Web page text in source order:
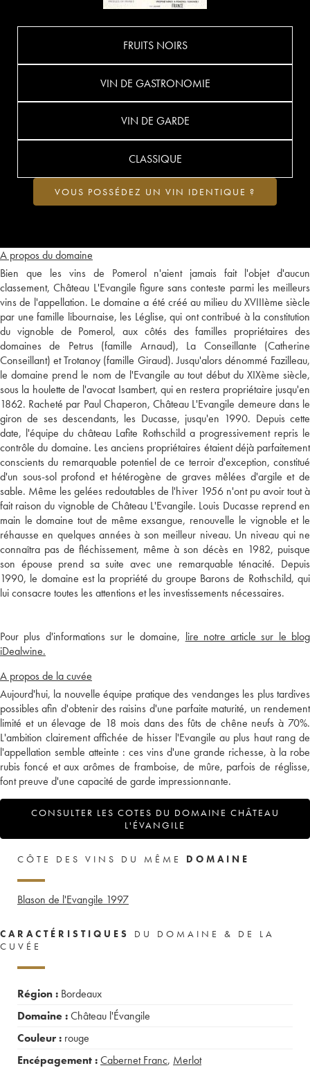
A propos du domaine
Bien que les vins de Pomerol n'aient jamais fait l'objet d'aucun
classement, Château L'Evangile figure sans conteste parmi les meilleurs
vins de l'appellation. Le domaine a été créé au milieu du XVIIIème siècle
par une famille libournaise, les Léglise, qui ont contribué à la constitution
du vignoble de Pomerol, aux côtés des familles propriétaires des
domaines de Petrus (famille Arnaud), La Conseillante (Catherine
Conseillant) et Trotanoy (famille Giraud). Jusqu'alors dénommé Fazilleau,
le domaine prend le nom de l'Evangile au tout début du XIXème siècle,
sous la houlette de l'avocat Isambert, qui en restera propriétaire jusqu'en
1862. Racheté par Paul Chaperon, Château L'Evangile demeure dans le
giron de ses descendants, les Ducasse, jusqu'en 1990. Depuis cette
date, l'équipe du château Lafite Rothschild a progressivement repris le
contrôle du domaine. Les anciens propriétaires étaient déjà parfaitement
conscients du remarquable potentiel de ce terroir d'exception, constitué
d'un sous-sol profond et hétérogène de graves mêlées d'argile et de
sable. Même les gelées redoutables de l'hiver 1956 n'ont pu avoir tout à
fait raison du vignoble de Château L'Evangile. Louis Ducasse reprend en
main le domaine tout de même exsangue, renouvelle le vignoble et le
réhausse en quelques années à son meilleur niveau. Un niveau qui ne
connaîtra pas de fléchissement, même à son décès en 1982, puisque
son épouse prend sa suite avec une remarquable ténacité. Depuis
1990, le domaine est la propriété du groupe Barons de Rothschild, qui
lui consacre toutes les attentions et les investissements nécessaires.
Pour plus d'informations sur le domaine, lire notre article sur le blog
iDealwine.
A propos de la cuvée
Aujourd'hui, la nouvelle équipe pratique des vendanges les plus tardives
possibles afin d'obtenir des raisins d'une parfaite maturité, un rendement
limité et un élevage de 18 mois dans des fûts de chêne neufs à 70%.
L'ambition clairement affichée de hisser l'Evangile au plus haut rang de
l'appellation semble atteinte : ces vins d'une grande richesse, à la robe
rubis foncé et aux arômes de framboise, de mûre, parfois de réglisse,
font preuve d'une capacité de garde impressionnante.
CONSULTER LES COTES DU DOMAINE CHÂTEAU
L'ÉVANGILE
FRUITS NOIRS
VIN DE GASTRONOMIE
VIN DE GARDE
CLASSIQUE
VOUS POSSÉDEZ UN VIN IDENTIQUE ?
CÔTE DES VINS DU MÊME DOMAINE
Blason de l'Evangile 1997
CARACTÉRISTIQUES
DU DOMAINE & DE LA
CUVÉE
Région : Bordeaux
Domaine :Château l'Évangile
Couleur : rouge
Encépagement :Cabernet Franc, Merlot